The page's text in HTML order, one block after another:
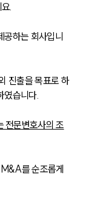
.
공하는 회사입니
진출을 목표로 하
였습니다.
전문변호사의 조
를 순조롭게